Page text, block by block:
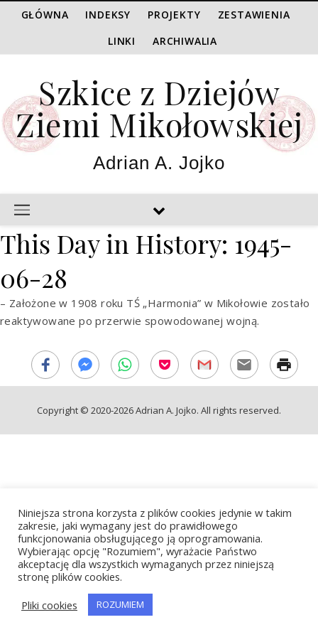
GŁÓWNA INDEKSY PROJEKTY
ZESTAWIENIA
LINKI
ARCHIWALIA
Szkice z Dziejów
Ziemi Mikołowskiej
Adrian A. Jojko
This Day in History: 1945-
06-28
– Założone w 1908 roku TŚ „Harmonia” w Mikołowie zostało
reaktywowane po przerwie spowodowanej wojną.
Copyright © 2020-2026 Adrian A. Jojko. All rights reserved.
Niniejsza strona korzysta z plików cookies jedynie w takim
zakresie, jaki wymagany jest do prawidłowego
funkcjonowania obsługującego ją oprogramowania.
Wybierając opcję "Rozumiem", wyrażacie Państwo
akceptację dla wszystkich wymaganych przez niniejszą
stronę plików cookies.
Pliki cookies
ROZUMIEM